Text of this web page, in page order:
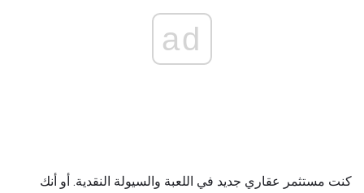
ad
كنت مستثمر عقاري جديد في اللعبة والسيولة النقدية. أو أنك